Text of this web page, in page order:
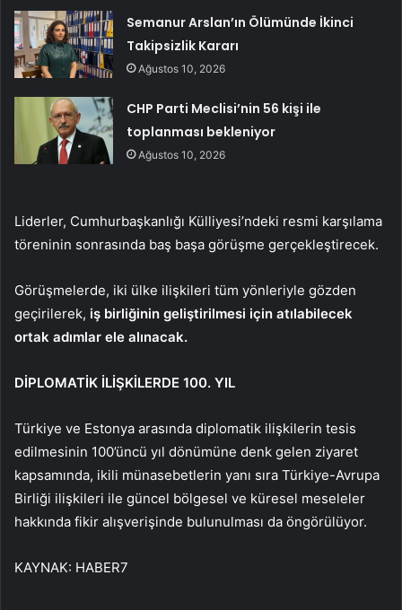
Semanur Arslan’ın Ölümünde İkinci
Takipsizlik Kararı
Ağustos 10, 2026
CHP Parti Meclisi’nin 56 kişi ile
toplanması bekleniyor
Ağustos 10, 2026
Liderler, Cumhurbaşkanlığı Külliyesi’ndeki resmi karşılama
töreninin sonrasında baş başa görüşme gerçekleştirecek.
Görüşmelerde, iki ülke ilişkileri tüm yönleriyle gözden
geçirilerek, iş birliğinin geliştirilmesi için atılabilecek
ortak adımlar ele alınacak.
DİPLOMATİK İLİŞKİLERDE 100. YIL
Türkiye ve Estonya arasında diplomatik ilişkilerin tesis
edilmesinin 100’üncü yıl dönümüne denk gelen ziyaret
kapsamında, ikili münasebetlerin yanı sıra Türkiye-Avrupa
Birliği ilişkileri ile güncel bölgesel ve küresel meseleler
hakkında fikir alışverişinde bulunulması da öngörülüyor.
KAYNAK: HABER7